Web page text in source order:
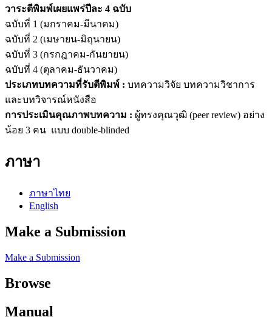
วาระตีพิมพ์เผยแพร่ปีละ 4 ฉบับ
ฉบับที่ 1 (มกราคม-มีนาคม)
ฉบับที่ 2 (เมษายน-มิถุนายน)
ฉบับที่ 3 (กรกฎาคม-กันยายน)
ฉบับที่ 4 (ตุลาคม-ธันวาคม)
ประเภทบทความที่รับตีพิมพ์ : บทความวิจัย บทความวิชาการ
และบทวิจารณ์หนังสือ
การประเมินคุณภาพบทความ : ผู้ทรงคุณวุฒิ (peer review) อย่าง
น้อย 3 คน แบบ double-blinded
ภาษา
ภาษาไทย
English
Make a Submission
Make a Submission
Browse
Manual